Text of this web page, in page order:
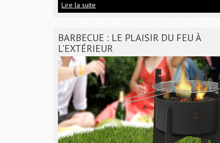
Lire la suite
BARBECUE : LE PLAISIR DU FEU À
L’EXTÉRIEUR